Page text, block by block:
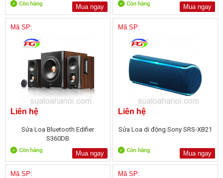
Mua ngay Mua ngay
Mã SP:
Liên hệ
Sửa Loa Bluetooth Edifier
S360DB
Mua ngay
Mã SP:
Liên hệ
Sửa Loa di động Sony SRS-XB21
Mua ngay
Mã SP: Mã SP: